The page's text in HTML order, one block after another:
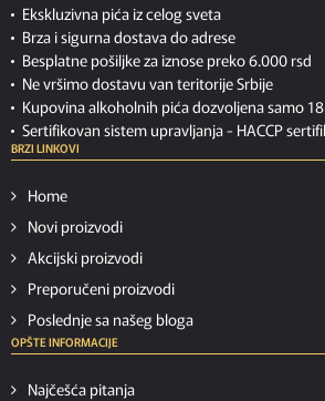
Ekskluzivna pića iz celog sveta
Brza i sigurna dostava do adrese
Besplatne pošiljke za iznose preko 6.000 rsd
Ne vršimo dostavu van teritorije Srbije
Kupovina alkoholnih pića dozvoljena samo
Sertifikovan sistem upravljanja - HACCP
BRZI LINKOVI
Home
Novi proizvodi
Akcijski proizvodi
Preporučeni proizvodi
Poslednje sa našeg bloga
OPŠTE INFORMACIJE
Najčešća pitanja